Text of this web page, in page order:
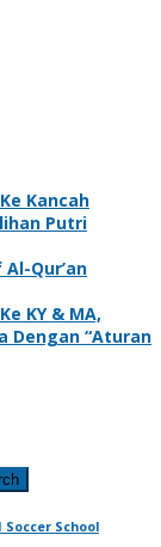
Kancah
Putri
Qur’an
KY & MA,
Dengan “Aturan
Soccer School